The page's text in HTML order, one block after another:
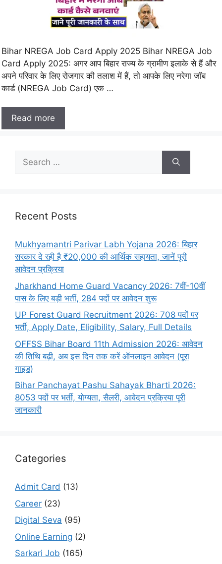
Bihar NREGA Job Card Apply 2025 Bihar NREGA Job
Card Apply 2025: अगर आप बिहार राज्य के ग्रामीण इलाके से हैं और
अपने परिवार के लिए रोजगार की तलाश में हैं, तो आपके लिए नरेगा जॉब
कार्ड (NREGA Job Card) एक …
Read more
Recent Posts
Mukhyamantri Parivar Labh Yojana 2026: बिहार
सरकार दे रही है ₹20,000 की आर्थिक सहायता, जानें पूरी
आवेदन प्रक्रिया
Jharkhand Home Guard Vacancy 2026: 7वीं-10वीं
पास के लिए बड़ी भर्ती, 284 पदों पर आवेदन शुरू
UP Forest Guard Recruitment 2026: 708 पदों पर
भर्ती, Apply Date, Eligibility, Salary, Full Details
OFFSS Bihar Board 11th Admission 2026: आवेदन
की तिथि बढ़ी, अब इस दिन तक करें ऑनलाइन आवेदन (पूरा
गाइड)
Bihar Panchayat Pashu Sahayak Bharti 2026:
8053 पदों पर भर्ती, योग्यता, सैलरी, आवेदन प्रक्रिया पूरी
जानकारी
Categories
Admit Card (13)
Career (23)
Digital Seva (95)
Online Earning (2)
Sarkari Job (165)